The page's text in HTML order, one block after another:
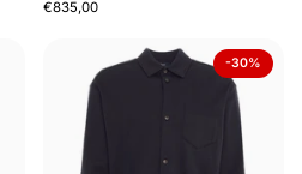
€835,00
-30%